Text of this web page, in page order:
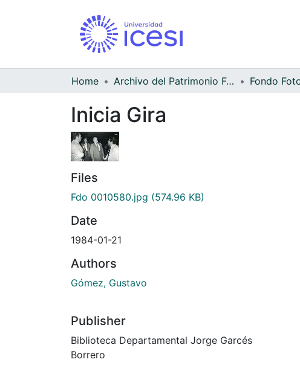
Home Archivo del Patrimonio Fotográfico y Fílmico del Valle del Cauca
Inicia Gira
Files
Fdo 0010580.jpg (574.96 KB)
Date
1984-01-21
Authors
Gómez, Gustavo
Publisher
Biblioteca Departamental Jorge Garcés
Borrero